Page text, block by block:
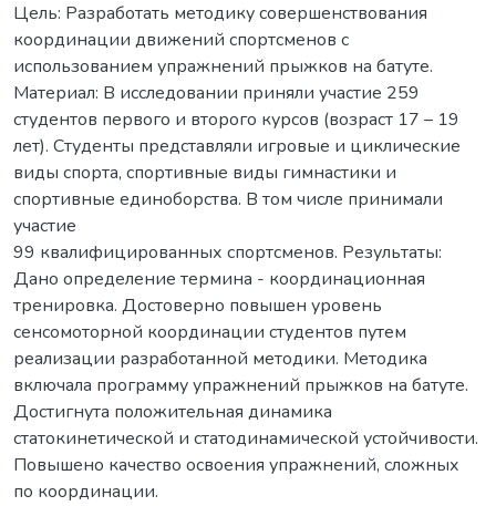
Цель: Разработать методику совершенствования
координации движений спортсменов с
использованием упражнений прыжков на батуте.
Материал: В исследовании приняли участие 259
студентов первого и второго курсов (возраст 17 – 19
лет). Студенты представляли игровые и циклические
виды спорта, спортивные виды гимнастики и
спортивные единоборства. В том числе принимали
участие
99 квалифицированных спортсменов. Результаты:
Дано определение термина - координационная
тренировка. Достоверно повышен уровень
сенсомоторной координации студентов путем
реализации разработанной методики. Методика
включала программу упражнений прыжков на батуте.
Достигнута положительная динамика
статокинетической и статодинамической устойчивости.
Повышено качество освоения упражнений, сложных
по координации.